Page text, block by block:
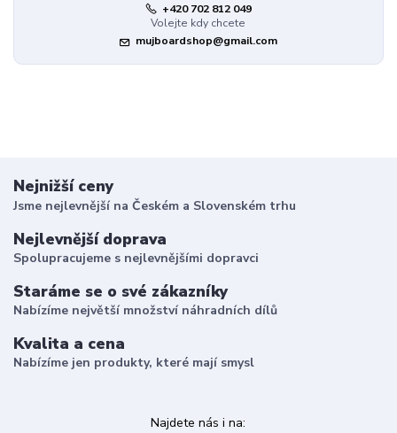
+420 702 812 049
Volejte kdy chcete
mujboardshop@gmail.com
Nejnižší ceny
Jsme nejlevnější na Českém a Slovenském trhu
Nejlevnější doprava
Spolupracujeme s nejlevnějšími dopravci
Staráme se o své zákazníky
Nabízíme největší množství náhradních dílů
Kvalita a cena
Nabízíme jen produkty, které mají smysl
Najdete nás i na: